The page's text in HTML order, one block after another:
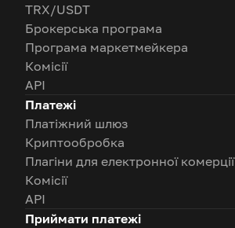
TRX/USDT
Брокерська програма
Програма маркетмейкера
Комісії
API
Платежі
Платіжний шлюз
Криптообробка
Плагіни для електронної комерції
Комісії
API
Приймати платежі